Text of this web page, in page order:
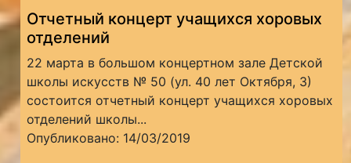
Отчетный концерт учащихся хоровых
отделений
22 марта в большом концертном зале Детской
школы искусств № 50 (ул. 40 лет Октября, 3)
состоится отчетный концерт учащихся хоровых
отделений школы...
Опубликовано: 14/03/2019